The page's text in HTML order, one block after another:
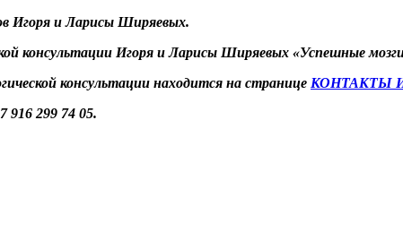
Игоря и Ларисы Ширяевых.
консультации Игоря и Ларисы Ширяевых «Успешные
консультации находится на странице КОНТАКТЫ
916 299 74 05.